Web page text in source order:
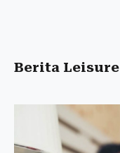
Berita Leisure